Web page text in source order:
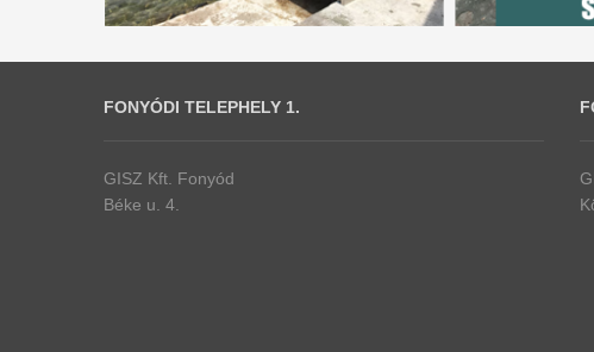
FONYÓDI TELEPHELY 1.
GISZ Kft. Fonyód
Béke u. 4.